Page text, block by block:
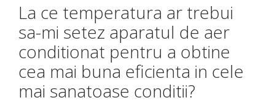
La ce temperatura ar trebui
sa-mi setez aparatul de aer
conditionat pentru a obtine
cea mai buna eficienta in cele
mai sanatoase conditii?